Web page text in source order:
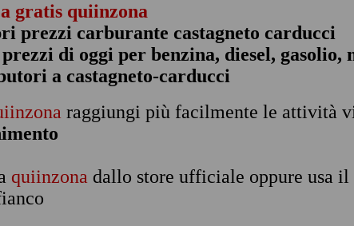
gratis quiinzona
prezzi carburante castagneto carducci
di oggi per benzina, diesel, gasolio,
a castagneto-carducci
raggiungi più facilmente le attività
quiinzona dallo store ufficiale oppure usa il